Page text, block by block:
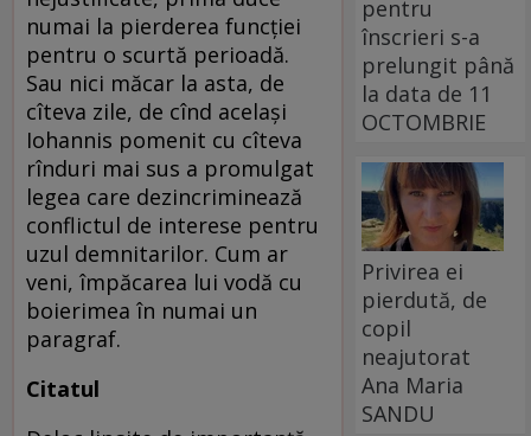
numai la pierderea funcției
pentru o scurtă perioadă.
Sau nici măcar la asta, de
cîteva zile, de cînd același
Iohannis pomenit cu cîteva
rînduri mai sus a promulgat
legea care dezincriminează
conflictul de interese pentru
uzul demnitarilor. Cum ar
veni, împăcarea lui vodă cu
boierimea în numai un
paragraf.
Citatul
pentru
înscrieri s-a
prelungit până
la data de 11
OCTOMBRIE
Privirea ei
pierdută, de
copil
neajutorat
Ana Maria
SANDU